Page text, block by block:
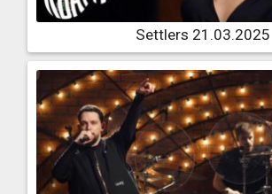
Settlers 21.03.2025